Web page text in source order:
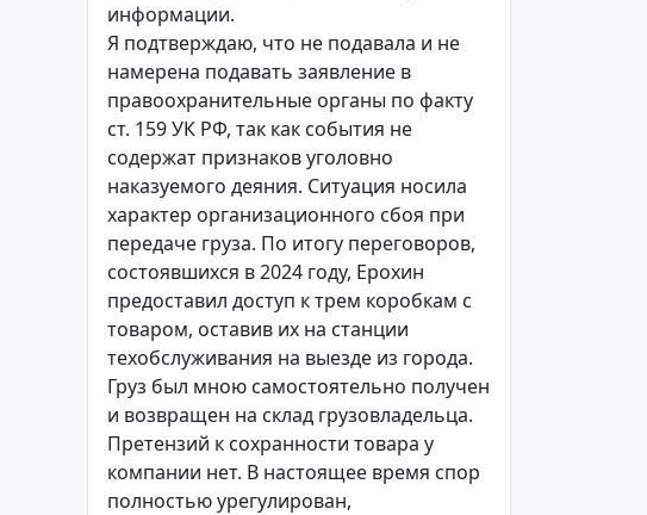
информации.
Я подтверждаю, что не подавала и не
намерена подавать заявление в
правоохранительные органы по факту
ст. 159 УК РФ, так как события не
содержат признаков уголовно
наказуемого деяния. Ситуация носила
характер организационного сбоя при
передаче груза. По итогу переговоров,
состоявшихся в 2024 году, Ерохин
предоставил доступ к трем коробкам с
товаром, оставив их на станции
техобслуживания на выезде из города.
Груз был мною самостоятельно получен
и возвращен на склад грузовладельца.
Претензий к сохранности товара у
компании нет. В настоящее время спор
полностью урегулирован,